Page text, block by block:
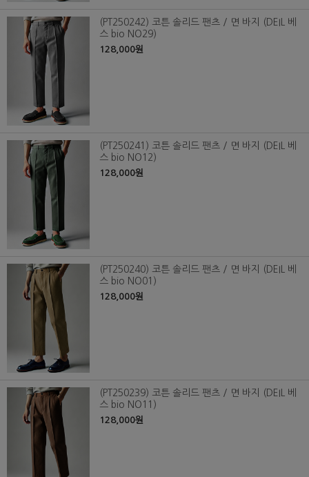
(PT250242) 코튼 솔리드 팬츠 / 면 바지 (DEIL 베
스 bio NO29)
128,000원
(PT250241) 코튼 솔리드 팬츠 / 면 바지 (DEIL 베
스 bio NO12)
128,000원
(PT250240) 코튼 솔리드 팬츠 / 면 바지 (DEIL 베
스 bio NO01)
128,000원
(PT250239) 코튼 솔리드 팬츠 / 면 바지 (DEIL 베
스 bio NO11)
128,000원